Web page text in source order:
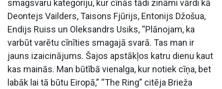
smagsvaru kategoriju, kur cīnās tādi zināmi vārdi kā
Deontejs Vailders, Taisons Fjūrijs, Entonijs Džošua,
Endijs Ruiss un Oleksandrs Usiks, “Plānojam, ka
varbūt varētu cīnīties smagajā svarā. Tas man ir
jauns izaicinājums. Šajos apstākļos katru dienu kaut
kas mainās. Man būtībā vienalga, kur notiek cīņa, bet
labāk lai tā būtu Eiropā,” “The Ring” citēja Brieža